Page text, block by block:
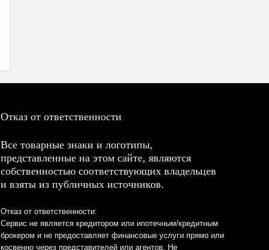
Отказ от ответственности
Все товарные знаки и логотипы,
представленные на этом сайте, являются
собственностью соответствующих владельцев
и взяты из публичных источников.
Отказ от ответственности:
Сервис не является кредитором или ипотечным/кредитным
брокером и не предоставляет финансовые услуги прямо или
косвенно через представителей или агентов. Не